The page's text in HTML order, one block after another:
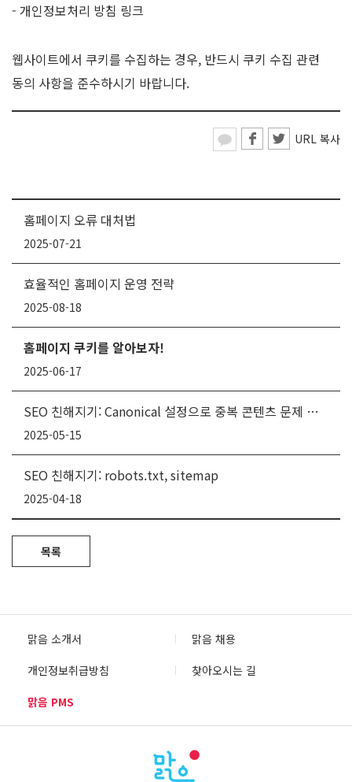
- 개인정보처리 방침 링크
웹사이트에서 쿠키를 수집하는 경우, 반드시 쿠키 수집 관련
동의 사항을 준수하시기 바랍니다.
URL 복사
홈페이지 오류 대처법
2025-07-21
효율적인 홈페이지 운영 전략
2025-08-18
홈페이지 쿠키를 알아보자!
2025-06-17
SEO 친해지기: Canonical 설정으로 중복 콘텐츠 문제 해결하기
2025-05-15
SEO 친해지기: robots.txt, sitemap
2025-04-18
목록
맑음 소개서
맑음 채용
개인정보취급방침
찾아오시는 길
맑음 PMS